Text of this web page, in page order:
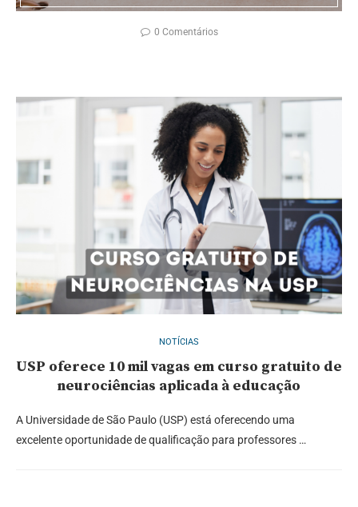
0 Comentários
NOTÍCIAS
USP oferece 10 mil vagas em curso gratuito de
neurociências aplicada à educação
A Universidade de São Paulo (USP) está oferecendo uma
excelente oportunidade de qualificação para professores …